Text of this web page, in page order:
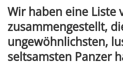
Wir haben eine Liste
zusammengestellt,
ungewöhnlichsten,
seltsamsten Panzer